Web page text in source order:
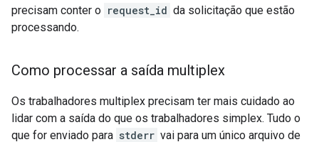
precisam conter o request_id da solicitação que estão
processando.
Como processar a saída multiplex
Os trabalhadores multiplex precisam ter mais cuidado ao
lidar com a saída do que os trabalhadores simplex. Tudo o
que for enviado para stderr vai para um único arquivo de